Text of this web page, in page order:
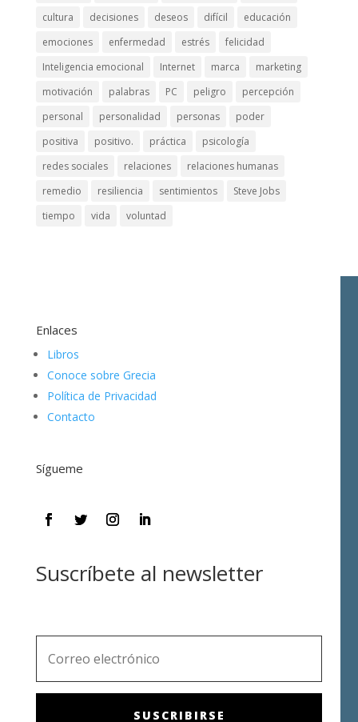
cultura
decisiones deseos difícil
educación
emociones
enfermedad estrés
felicidad
Inteligencia emocional
Internet marca
marketing
motivación
palabras PC peligro
percepción
personal
personalidad personas
poder
positiva
positivo. práctica
psicología
redes sociales
relaciones
relaciones humanas
remedio
resiliencia sentimientos
Steve Jobs
tiempo
vida voluntad
Enlaces
Libros
Conoce sobre Grecia
Política de Privacidad
Contacto
Sígueme
Suscríbete al newsletter
SUSCRIBIRSE